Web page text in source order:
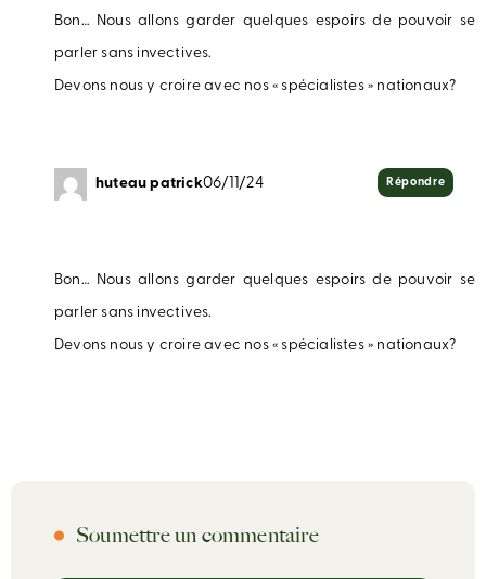
Bon… Nous allons garder quelques espoirs de pouvoir se
parler sans invectives.
Devons nous y croire avec nos « spécialistes » nationaux?
huteau patrick06/11/24
Bon… Nous allons garder quelques espoirs de pouvoir se
parler sans invectives.
Devons nous y croire avec nos « spécialistes » nationaux?
Répondre
Soumettre un commentaire